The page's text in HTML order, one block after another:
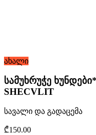
ახალი
სამუხრუჭე
SHECVLIT
სავალი და გადაცემა
₾150.00